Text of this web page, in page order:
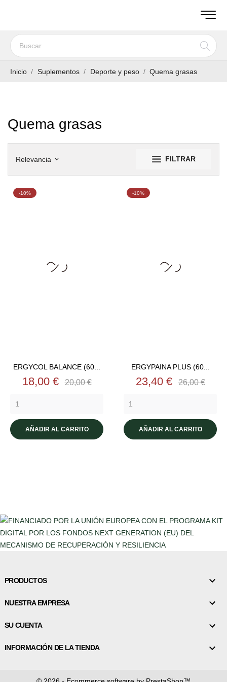
Inicio Suplementos Deporte y peso Quema grasas
Quema grasas
Relevancia keyboard_arrow_down FILTRAR
ERGYCOL BALANCE (60...
Precio
18,00 € Precio
20,00 €
AÑADIR AL CARRITO
-10%
ERGYPAINA PLUS (60...
Precio
23,40 € Precio
26,00 €
AÑADIR AL CARRITO
-10%
PRODUCTOS 
NUESTRA EMPRESA 
SU CUENTA 
INFORMACIÓN DE LA TIENDA 